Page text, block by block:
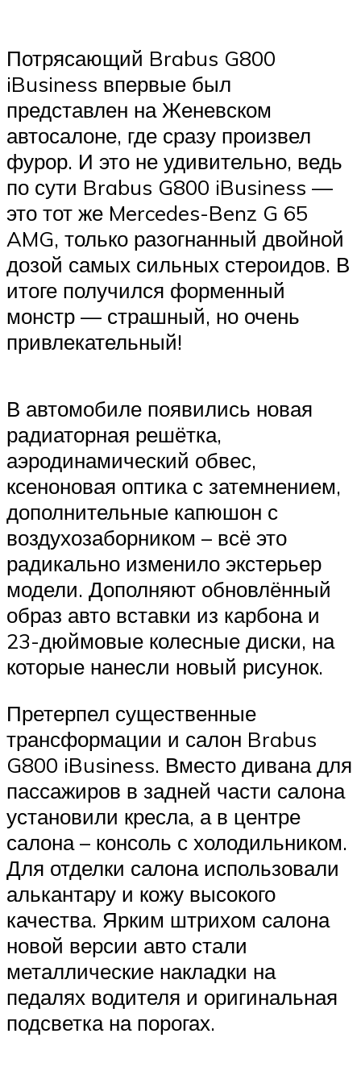
Потрясающий Brabus G800
iBusiness впервые был
представлен на Женевском
автосалоне, где сразу произвел
фурор. И это не удивительно, ведь
по сути Brabus G800 iBusiness —
это тот же Mercedes-Benz G 65
AMG, только разогнанный двойной
дозой самых сильных стероидов. В
итоге получился форменный
монстр — страшный, но очень
привлекательный!
В автомобиле появились новая
радиаторная решётка,
аэродинамический обвес,
ксеноновая оптика с затемнением,
дополнительные капюшон с
воздухозаборником – всё это
радикально изменило экстерьер
модели. Дополняют обновлённый
образ авто вставки из карбона и
23-дюймовые колесные диски, на
которые нанесли новый рисунок.
Претерпел существенные
трансформации и салон Brabus
G800 iBusiness. Вместо дивана для
пассажиров в задней части салона
установили кресла, а в центре
салона – консоль с холодильником.
Для отделки салона использовали
алькантару и кожу высокого
качества. Ярким штрихом салона
новой версии авто стали
металлические накладки на
педалях водителя и оригинальная
подсветка на порогах.